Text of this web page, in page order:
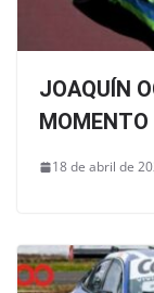
JOAQUÍN
MOMENTO
18 de abril de